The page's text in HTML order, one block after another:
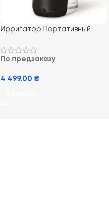
Ирригатор Портативный
Cordless Plus
По предзаказу
4 499.00 ₴